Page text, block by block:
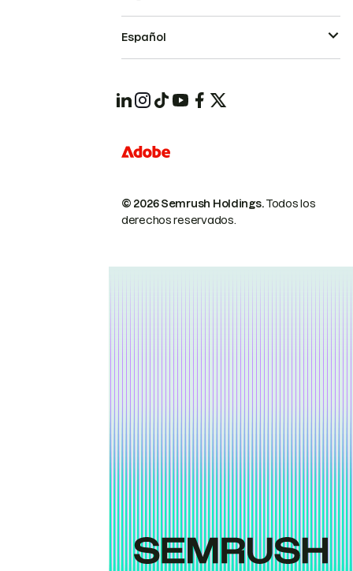
© 2026 Semrush Holdings.Todos los
derechos reservados.
Español